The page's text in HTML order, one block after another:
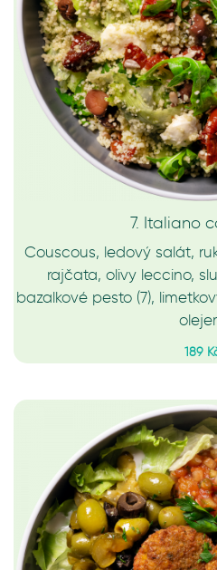
7. Italiano
Couscous, ledový salát,
rajčata, olivy leccino,
bazalkové pesto (7),
189